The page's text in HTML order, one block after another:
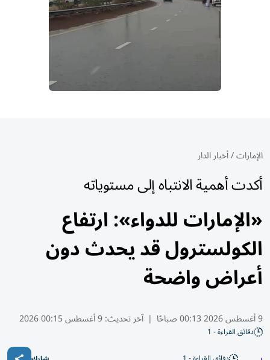
الإمارات/أخبار الدار
أكدت أهمية الانتباه إلى مستوياته
«الإمارات للدواء»: ارتفاع
الكولسترول قد يحدث دون
أعراض واضحة
9 أغسطس 2026 00:13 صباحًا | آخر تحديث:9 أغسطس 00:15 2026
دقائق القراءة - 1